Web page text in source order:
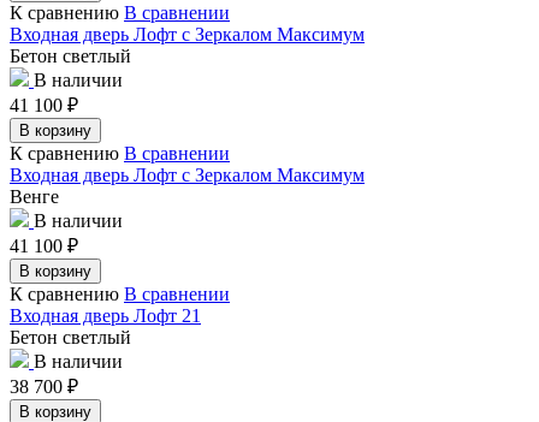
К сравнению В сравнении
Входная дверь Лофт с Зеркалом Максимум
Бетон светлый
В наличии
41 100 ₽
В корзину
К сравнению В сравнении
Входная дверь Лофт с Зеркалом Максимум
Венге
В наличии
41 100 ₽
В корзину
К сравнению В сравнении
Входная дверь Лофт 21
Бетон светлый
В наличии
38 700 ₽
В корзину